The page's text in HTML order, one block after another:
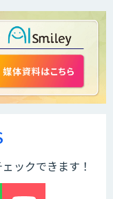
ックできます！